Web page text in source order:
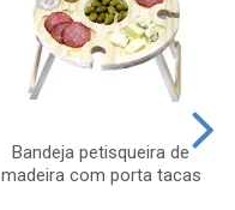
Bandeja petisqueira de
madeira com porta tacas